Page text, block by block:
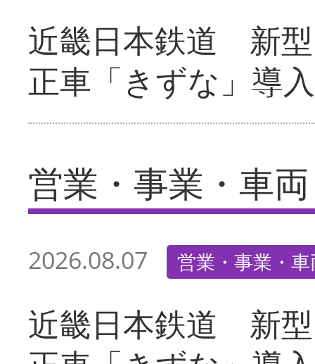
近畿日本鉄道 新
正車「きずな」導入
営業・事業・車両
2026.08.07 営業・事業・
近畿日本鉄道 新